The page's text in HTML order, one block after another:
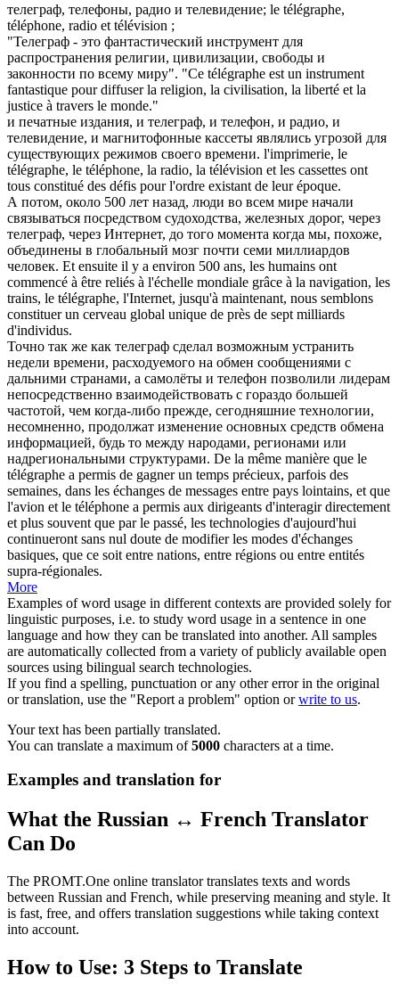
телеграф, телефоны, радио и телевидение; le télégraphe,
téléphone, radio et télévision ;
"Телеграф - это фантастический инструмент для
распространения религии, цивилизации, свободы и
законности по всему миру". "Ce télégraphe est un instrument
fantastique pour diffuser la religion, la civilisation, la liberté et la
justice à travers le monde."
и печатные издания, и телеграф, и телефон, и радио, и
телевидение, и магнитофонные кассеты являлись угрозой для
существующих режимов своего времени. l'imprimerie, le
télégraphe, le téléphone, la radio, la télévision et les cassettes ont
tous constitué des défis pour l'ordre existant de leur époque.
А потом, около 500 лет назад, люди во всем мире начали
связываться посредством судоходства, железных дорог, через
телеграф, через Интернет, до того момента когда мы, похоже,
объединены в глобальный мозг почти семи миллиардов
человек. Et ensuite il y a environ 500 ans, les humains ont
commencé à être reliés à l'échelle mondiale grâce à la navigation, les
trains, le télégraphe, l'Internet, jusqu'à maintenant, nous semblons
constituer un cerveau global unique de près de sept milliards
d'individus.
Точно так же как телеграф сделал возможным устранить
недели времени, расходуемого на обмен сообщениями с
дальними странами, а самолёты и телефон позволили лидерам
непосредственно взаимодействовать с гораздо большей
частотой, чем когда-либо прежде, сегодняшние технологии,
несомненно, продолжат изменение основных средств обмена
информацией, будь то между народами, регионами или
надрегиональными структурами. De la même manière que le
télégraphe a permis de gagner un temps précieux, parfois des
semaines, dans les échanges de messages entre pays lointains, et que
l'avion et le téléphone a permis aux dirigeants d'interagir directement
et plus souvent que par le passé, les technologies d'aujourd'hui
continueront sans nul doute de modifier les modes d'échanges
basiques, que ce soit entre nations, entre régions ou entre entités
supra-régionales.
More
Examples of word usage in different contexts are provided solely for
linguistic purposes, i.e. to study word usage in a sentence in one
language and how they can be translated into another. All samples
are automatically collected from a variety of publicly available open
sources using bilingual search technologies.
If you find a spelling, punctuation or any other error in the original
or translation, use the "Report a problem" option orwrite to us.
Your text has been partially translated.
You can translate a maximum of5000 characters at a time.
Examples and translation for
What the Russian ↔ French Translator
Can Do
The PROMT.One online translator translates texts and words
between Russian and French, while preserving meaning and style. It
is fast, free, and offers translation suggestions while taking context
into account.
How to Use: 3 Steps to Translate